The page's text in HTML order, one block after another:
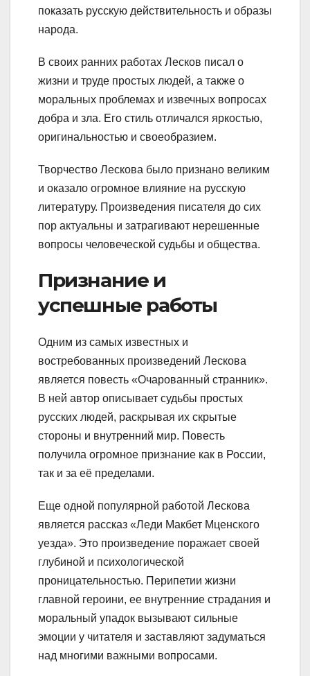
показать русскую действительность и образы
народа.
В своих ранних работах Лесков писал о
жизни и труде простых людей, а также о
моральных проблемах и извечных вопросах
добра и зла. Его стиль отличался яркостью,
оригинальностью и своеобразием.
Творчество Лескова было признано великим
и оказало огромное влияние на русскую
литературу. Произведения писателя до сих
пор актуальны и затрагивают нерешенные
вопросы человеческой судьбы и общества.
Признание и
успешные работы
Одним из самых известных и
востребованных произведений Лескова
является повесть «Очарованный странник».
В ней автор описывает судьбы простых
русских людей, раскрывая их скрытые
стороны и внутренний мир. Повесть
получила огромное признание как в России,
так и за её пределами.
Еще одной популярной работой Лескова
является рассказ «Леди Макбет Мценского
уезда». Это произведение поражает своей
глубиной и психологической
проницательностью. Перипетии жизни
главной героини, ее внутренние страдания и
моральный упадок вызывают сильные
эмоции у читателя и заставляют задуматься
над многими важными вопросами.